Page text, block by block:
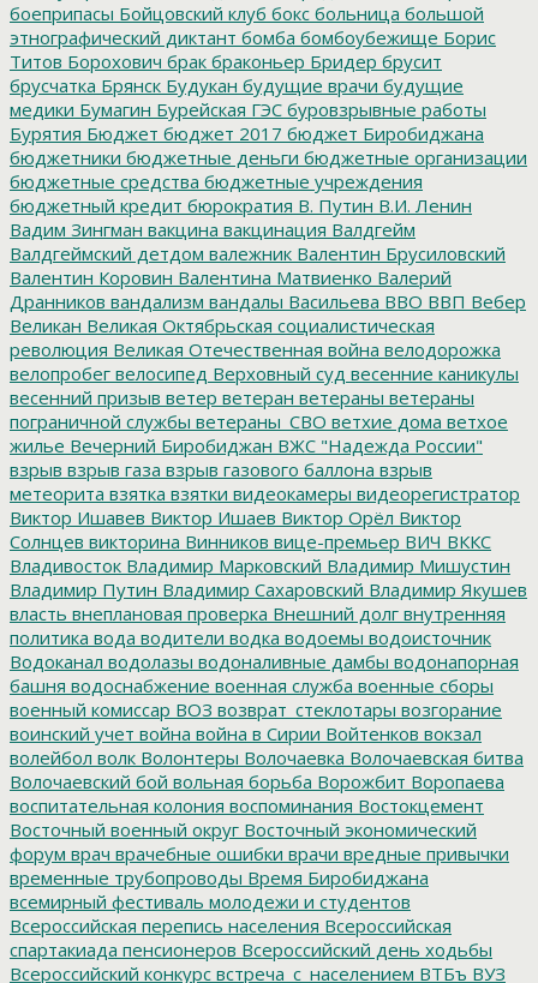
боеприпасы Бойцовский клуб бокс больница большой
этнографический диктант бомба бомбоубежище Борис
Титов Борохович брак браконьер Бридер брусит
брусчатка Брянск Будукан будущие врачи будущие
медики Бумагин Бурейская ГЭС буровзрывные работы
Бурятия Бюджет бюджет 2017 бюджет Биробиджана
бюджетники бюджетные деньги бюджетные организации
бюджетные средства бюджетные учреждения
бюджетный кредит бюрократия В. Путин В.И. Ленин
Вадим Зингман вакцина вакцинация Валдгейм
Валдгеймский детдом валежник Валентин Брусиловский
Валентин Коровин Валентина Матвиенко Валерий
Дранников вандализм вандалы Васильева ВВО ВВП Вебер
Великан Великая Октябрьская социалистическая
революция Великая Отечественная война велодорожка
велопробег велосипед Верховный суд весенние каникулы
весенний призыв ветер ветеран ветераны ветераны
пограничной службы ветераны_СВО ветхие дома ветхое
жилье Вечерний Биробиджан ВЖС "Надежда России"
взрыв взрыв газа взрыв газового баллона взрыв
метеорита взятка взятки видеокамеры видеорегистратор
Виктор Ишавев Виктор Ишаев Виктор Орёл Виктор
Солнцев викторина Винников вице-премьер ВИЧ ВККС
Владивосток Владимир Марковский Владимир Мишустин
Владимир Путин Владимир Сахаровский Владимир Якушев
власть внеплановая проверка Внешний долг внутренняя
политика вода водители водка водоемы водоисточник
Водоканал водолазы водоналивные дамбы водонапорная
башня водоснабжение военная служба военные сборы
военный комиссар ВОЗ возврат_стеклотары возгорание
воинский учет война война в Сирии Войтенков вокзал
волейбол волк Волонтеры Волочаевка Волочаевская битва
Волочаевский бой вольная борьба Ворожбит Воропаева
воспитательная колония воспоминания Востокцемент
Восточный военный округ Восточный экономический
форум врач врачебные ошибки врачи вредные привычки
временные трубопроводы Время Биробиджана
всемирный фестиваль молодежи и студентов
Всероссийская перепись населения Всероссийская
спартакиада пенсионеров Всероссийский день ходьбы
Всероссийский конкурс встреча_с_населением ВТБъ ВУЗ